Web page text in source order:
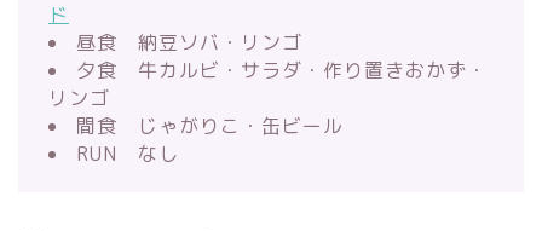
ド
昼食 納豆ソバ・リンゴ
夕食 牛カルビ・サラダ・作り置きおかず・
リンゴ
間食 じゃがりこ・缶ビール
RUN なし